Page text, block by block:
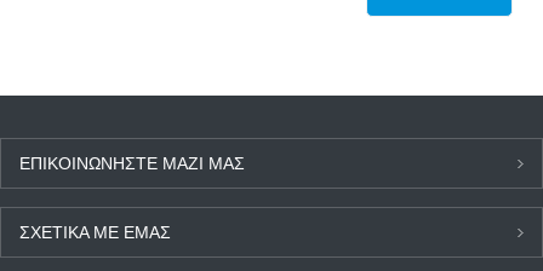
ΕΠΙΚΟΙΝΩΝΉΣΤΕ ΜΑΖΊ ΜΑΣ
ΣΧΕΤΙΚΆ ΜΕ ΕΜΆΣ